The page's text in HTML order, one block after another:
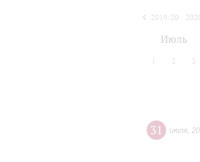
2019/20
Июль
2 3
31 июля